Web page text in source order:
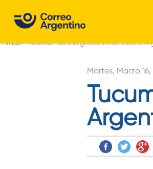
Inicio›Tucumán: nuevas gestiones de Correo
Martes, Marzo 16,